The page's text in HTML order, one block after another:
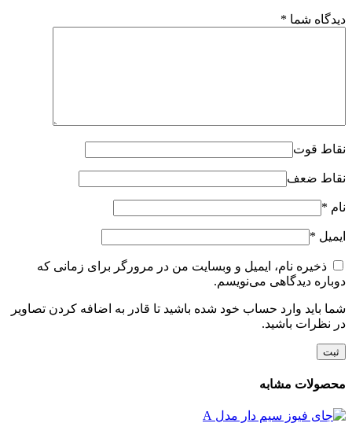
دیدگاه شما *
نقاط قوت
نقاط ضعف
نام *
ایمیل *
ذخیره نام، ایمیل و وبسایت من در مرورگر برای زمانی که
دوباره دیدگاهی می‌نویسم.
شما باید وارد حساب خود شده باشید تا قادر به اضافه کردن تصاویر
در نظرات باشید.
محصولات مشابه